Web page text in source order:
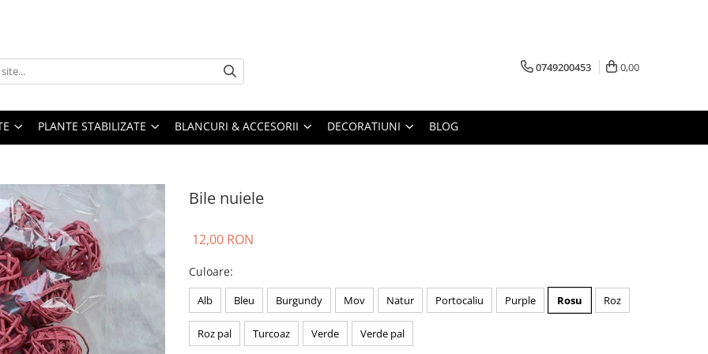
0749200453 0,00
PLANTE STABILIZATE BLANCURI & ACCESORII DECORATIUNI BLOG
Bile nuiele
12,00 RON
Culoare:
Alb Bleu Burgundy Mov Natur Portocaliu Purple Rosu Roz
Roz pal Turcoaz Verde Verde pal